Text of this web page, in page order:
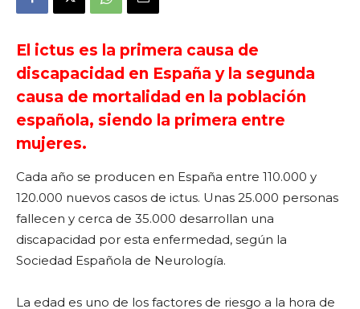
El ictus es la primera causa de
discapacidad en España y la segunda
causa de mortalidad en la población
española, siendo la primera entre
mujeres.
Cada año se producen en España entre 110.000 y
120.000 nuevos casos de ictus. Unas 25.000 personas
fallecen y cerca de 35.000 desarrollan una
discapacidad por esta enfermedad, según la
Sociedad Española de Neurología.
La edad es uno de los factores de riesgo a la hora de